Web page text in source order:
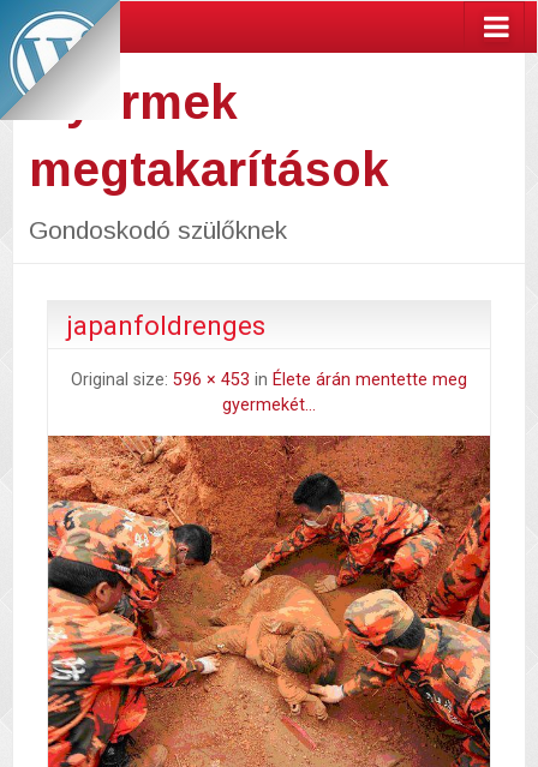
Gyermek
megtakarítások
Gondoskodó szülőknek
japanfoldrenges
Original size: 596 × 453 in Élete árán mentette meg
gyermekét…